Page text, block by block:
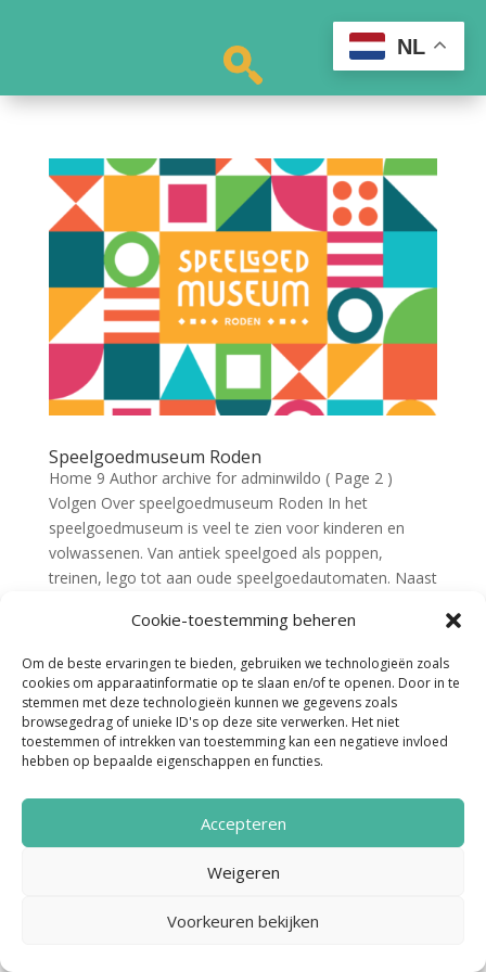
Cookie-toestemming beheren
Om de beste ervaringen te bieden, gebruiken we technologieën zoals
cookies om apparaatinformatie op te slaan en/of te openen. Door in te
stemmen met deze technologieën kunnen we gegevens zoals
browsegedrag of unieke ID's op deze site verwerken. Het niet
toestemmen of intrekken van toestemming kan een negatieve invloed
hebben op bepaalde eigenschappen en functies.
Accepteren
Weigeren
Voorkeuren bekijken
Speelgoedmuseum Roden
Home 9 Author archive for adminwildo ( Page 2 )
Volgen Over speelgoedmuseum Roden In het
speelgoedmuseum is veel te zien voor kinderen en
volwassenen. Van antiek speelgoed als poppen,
treinen, lego tot aan oude speelgoedautomaten. Naast
Realisatie: Media Totaal Noord
NL